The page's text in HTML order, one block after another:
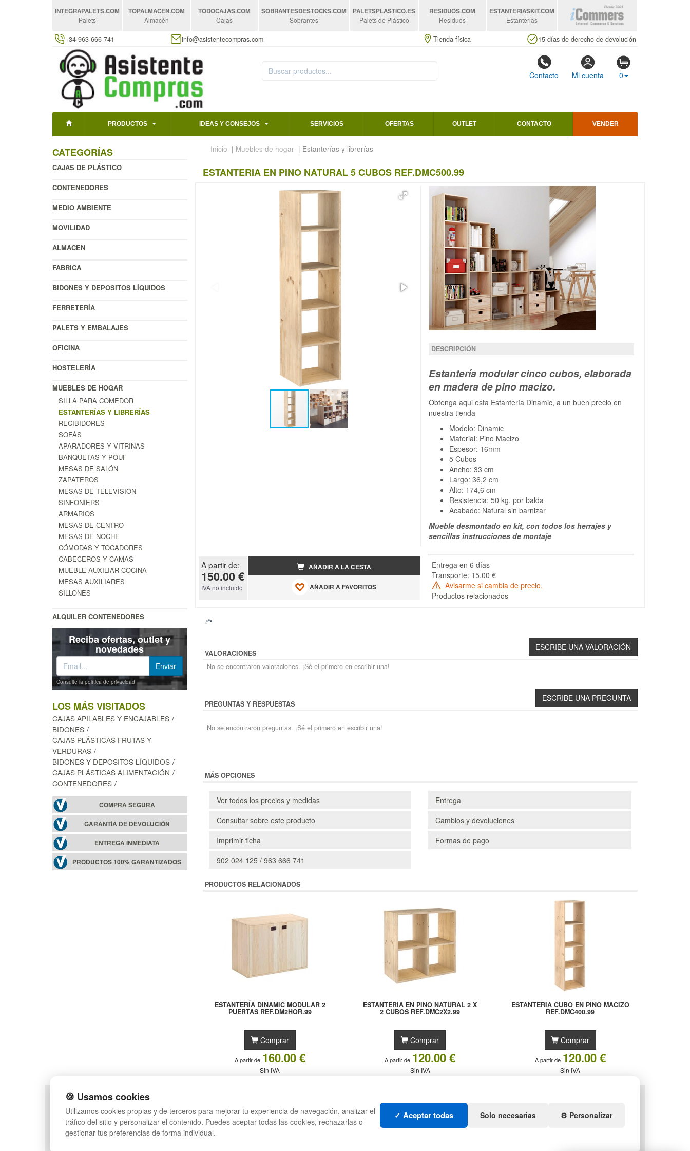
INTEGRAPALETS.COM
Palets
TOPALMACEN.COM
Almacén
TODOCAJAS.COM
Cajas
SOBRANTESDESTOCKS.COM
Sobrantes
PALETSPLASTICO.ES
Palets de Plástico
RESIDUOS.COM
Residuos
ESTANTERIASKIT.COM
Estanterias
+34 963 666 741 info@asistentecompras.com Tienda física 15 días de derecho de devolución
Contacto Mi cuenta 0
PRODUCTOS IDEAS Y CONSEJOS SERVICIOS OFERTAS OUTLET CONTACTO VENDER
CATEGORÍAS
CAJAS DE PLÁSTICO
CONTENEDORES
MEDIO AMBIENTE
MOVILIDAD
ALMACEN
FABRICA
BIDONES Y DEPOSITOS LÍQUIDOS
FERRETERÍA
PALETS Y EMBALAJES
OFICINA
HOSTELERÍA
MUEBLES DE HOGAR
SILLA PARA COMEDOR
ESTANTERÍAS Y LIBRERÍAS
RECIBIDORES
SOFÁS
APARADORES Y VITRINAS
BANQUETAS Y POUF
MESAS DE SALÓN
ZAPATEROS
MESAS DE TELEVISIÓN
SINFONIERS
ARMARIOS
MESAS DE CENTRO
MESAS DE NOCHE
CÓMODAS Y TOCADORES
CABECEROS Y CAMAS
MUEBLE AUXILIAR COCINA
MESAS AUXILIARES
SILLONES
ALQUILER CONTENEDORES
Reciba ofertas, outlet y
novedades
Consulte la política de privacidad
LOS MÁS VISITADOS
CAJAS APILABLES Y ENCAJABLES
BIDONES
CAJAS PLÁSTICAS FRUTAS Y
VERDURAS
BIDONES Y DEPOSITOS LÍQUIDOS
CAJAS PLÁSTICAS ALIMENTACIÓN
CONTENEDORES
COMPRA SEGURA
GARANTÍA DE DEVOLUCIÓN
ENTREGA INMEDIATA
PRODUCTOS 100% GARANTIZADOS
Inicio | Muebles de hogar | Estanterías y librerías
ESTANTERIA EN PINO NATURAL 5 CUBOS REF.DMC500.99
DESCRIPCIÓN
Estantería modular cinco cubos, elaborada
en madera de pino macizo.
Obtenga aqui esta Estantería Dinamic, a un buen precio en
nuestra tienda
Modelo: Dinamic
Material: Pino Macizo
Espesor: 16mm
5 Cubos
Ancho: 33 cm
Largo: 36,2 cm
Alto: 174,6 cm
Resistencia: 50 kg. por balda
Acabado: Natural sin barnizar
Mueble desmontado en kit, con todos los herrajes y
sencillas instrucciones de montaje
A partir de:
150.00 €
IVA no incluido
AÑADIR A LA CESTA
AÑADIR A FAVORITOS
Entrega en 6 días
Transporte: 15.00 €
Avisarme si cambia de precio.
Productos relacionados
VALORACIONES
No se encontraron valoraciones. ¡Sé el primero en escribir una!
PREGUNTAS Y RESPUESTAS
No se encontraron preguntas. ¡Sé el primero en escribir una!
MÁS OPCIONES
Ver todos los precios y medidas
Consultar sobre este producto
Imprimir ficha
902 024 125 / 963 666 741
Entrega
Cambios y devoluciones
Formas de pago
PRODUCTOS RELACIONADOS
ESTANTERÍA DINAMIC MODULAR 2
PUERTAS REF.DM2HOR.99
Comprar
A partir de 160.00 €
Sin IVA
ESTANTERIA EN PINO NATURAL 2 X
2 CUBOS REF.DMC2X2.99
Comprar
A partir de 120.00 €
Sin IVA
ESTANTERIA CUBO EN PINO MACIZO
REF.DMC400.99
Comprar
A partir de 120.00 €
Sin IVA
POLÍTICA DE PRIVACIDAD
CONDICIONES DE USO
CAMBIOS Y DEVOLUCIONES
CONTACTO
PREGUNTAS FRECUENTES
INGRESA A TU CUENTA
ESTANTERÍAS
MANUTENCIÓN
PALETS
CONTENEDORES DE PLÁSTICO
LIQUIDACIÓN Y SOBRANTES
ARTÍCULOS DE NATACIÓN
🍪 Usamos cookies
Utilizamos cookies propias y de terceros para mejorar tu experiencia de navegación, analizar el
tráfico del sitio y personalizar el contenido. Puedes aceptar todas las cookies, rechazarlas o
gestionar tus preferencias de forma individual.
✓ Aceptar todas Solo necesarias ⚙️ Personalizar